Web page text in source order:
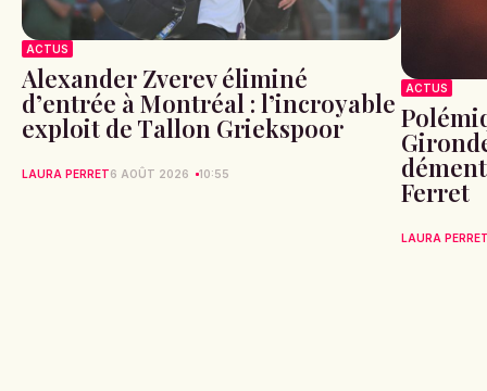
ACTUS
Alexander Zverev éliminé
d’entrée à Montréal : l’incroyable
exploit de Tallon Griekspoor
LAURA PERRET6 AOÛT 2026 10:55
ACTUS
Ferret
LAURA